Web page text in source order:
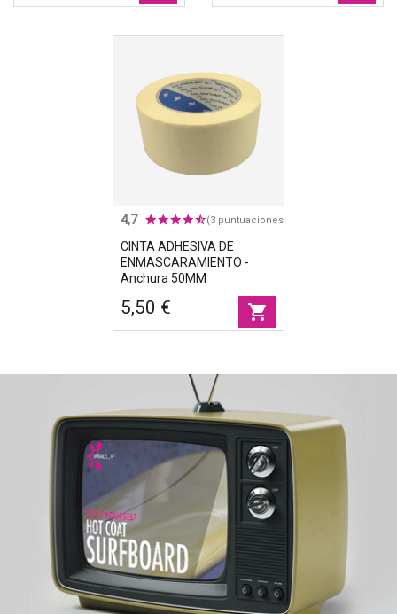
4,7 (3 puntuaciones)
CINTA ADHESIVA DE
ENMASCARAMIENTO -
Anchura 50MM
5,50 € shopping_cart